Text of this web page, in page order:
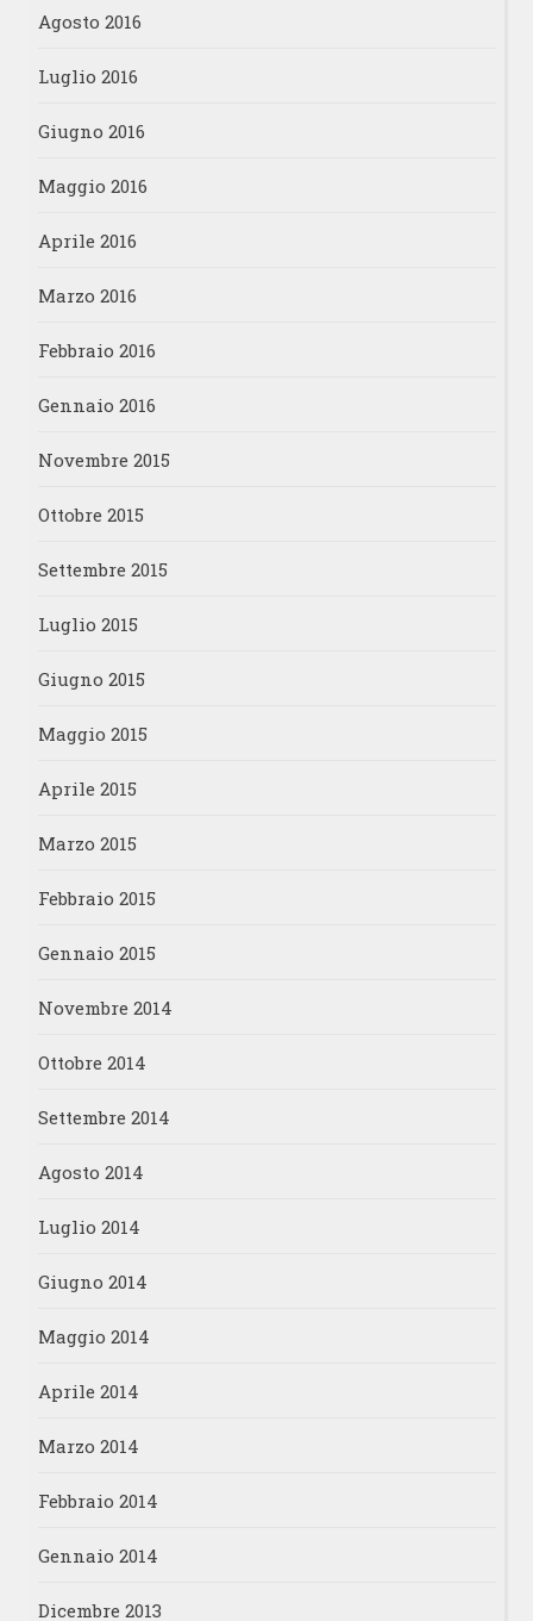
Agosto 2016
Luglio 2016
Giugno 2016
Maggio 2016
Aprile 2016
Marzo 2016
Febbraio 2016
Gennaio 2016
Novembre 2015
Ottobre 2015
Settembre 2015
Luglio 2015
Giugno 2015
Maggio 2015
Aprile 2015
Marzo 2015
Febbraio 2015
Gennaio 2015
Novembre 2014
Ottobre 2014
Settembre 2014
Agosto 2014
Luglio 2014
Giugno 2014
Maggio 2014
Aprile 2014
Marzo 2014
Febbraio 2014
Gennaio 2014
Dicembre 2013